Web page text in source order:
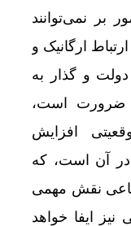
بر نمی‌توانند
ارگانیک و
و گذار به
ضرورت است،
افزایش
آن است، که
نقش مهمی
ایفا خواهد